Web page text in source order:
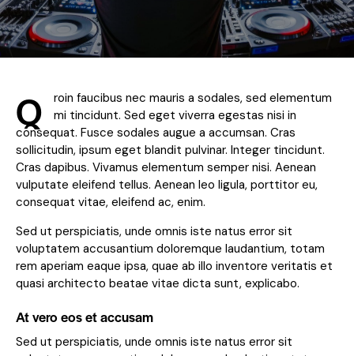
Q
roin faucibus nec mauris a sodales, sed elementum
mi tincidunt. Sed eget viverra egestas nisi in
consequat. Fusce sodales augue a accumsan. Cras
sollicitudin, ipsum eget blandit pulvinar. Integer tincidunt.
Cras dapibus. Vivamus elementum semper nisi. Aenean
vulputate eleifend tellus. Aenean leo ligula, porttitor eu,
consequat vitae, eleifend ac, enim.
Sed ut perspiciatis, unde omnis iste natus error sit
voluptatem accusantium doloremque laudantium, totam
rem aperiam eaque ipsa, quae ab illo inventore veritatis et
quasi architecto beatae vitae dicta sunt, explicabo.
At vero eos et accusam
Sed ut perspiciatis, unde omnis iste natus error sit